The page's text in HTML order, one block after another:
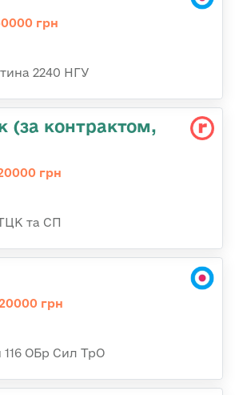
грн
2240 НГУ
(за контрактом,
грн
та СП
грн
116 ОБр Сил ТрО